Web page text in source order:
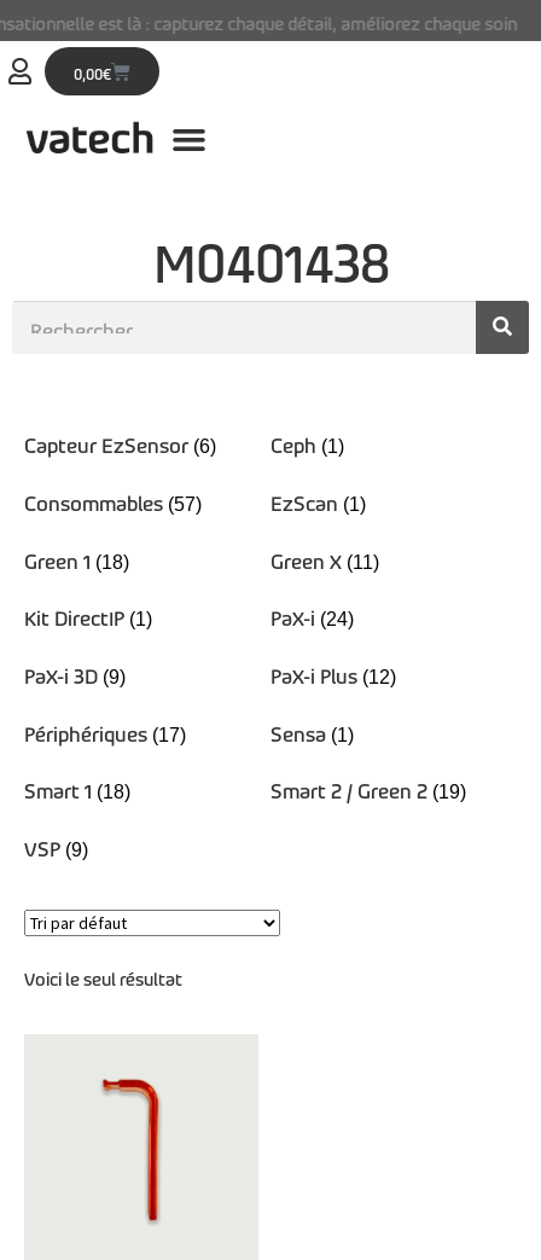
est là : capturez chaque détail, améliorez chaque soin
0,00€
M0401438
Capteur EzSensor (6) Ceph (1)
Consommables (57) EzScan (1)
Green 1 (18) Green X (11)
Kit DirectIP (1) PaX-i (24)
PaX-i 3D (9) PaX-i Plus (12)
Périphériques (17) Sensa (1)
Smart 1 (18) Smart 2 / Green 2 (19)
VSP (9)
Voici le seul résultat